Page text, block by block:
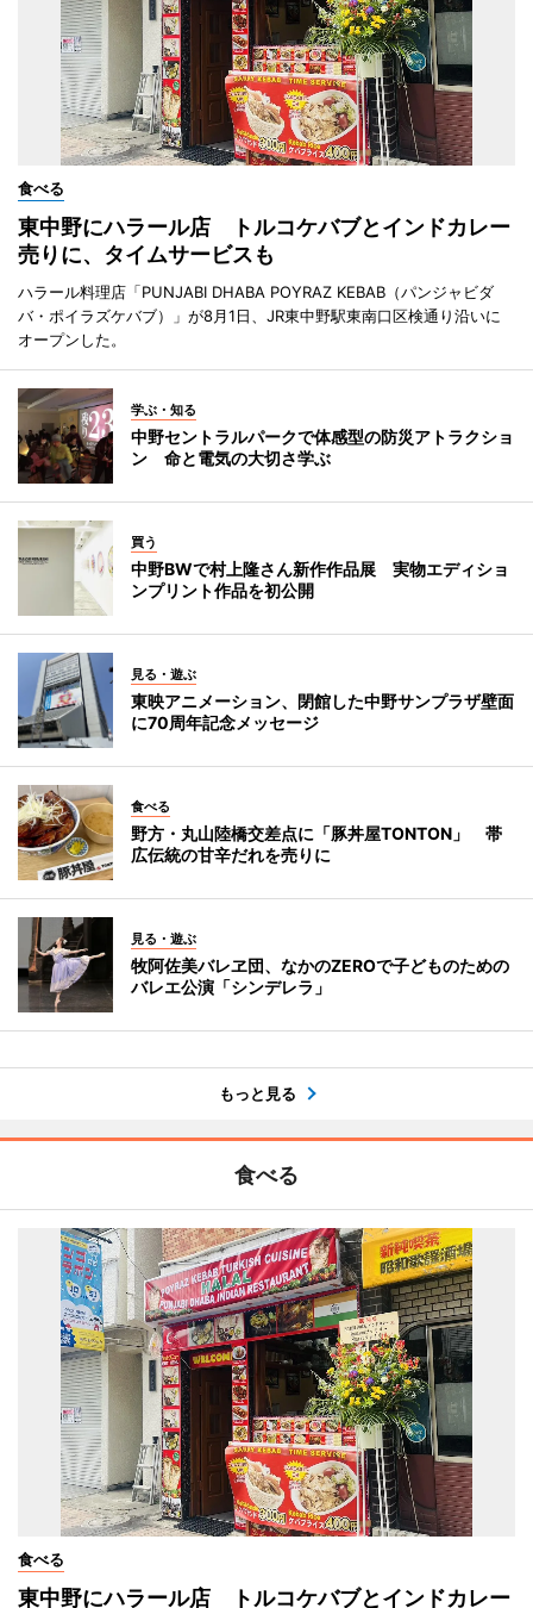
食べる
東中野にハラール店 トルコケバブとインドカレー
売りに、タイムサービスも
ハラール料理店「PUNJABI DHABA POYRAZ KEBAB（パンジャビダ
バ・ポイラズケバブ）」が8月1日、JR東中野駅東南口区検通り沿いに
オープンした。
学ぶ・知る
中野セントラルパークで体感型の防災アトラクショ
ン 命と電気の大切さ学ぶ
買う
中野BWで村上隆さん新作作品展 実物エディショ
ンプリント作品を初公開
見る・遊ぶ
東映アニメーション、閉館した中野サンプラザ壁面
に70周年記念メッセージ
食べる
野方・丸山陸橋交差点に「豚丼屋TONTON」 帯
広伝統の甘辛だれを売りに
見る・遊ぶ
牧阿佐美バレヱ団、なかのZEROで子どものための
バレエ公演「シンデレラ」
もっと見る
食べる
食べる
東中野にハラール店 トルコケバブとインドカレー